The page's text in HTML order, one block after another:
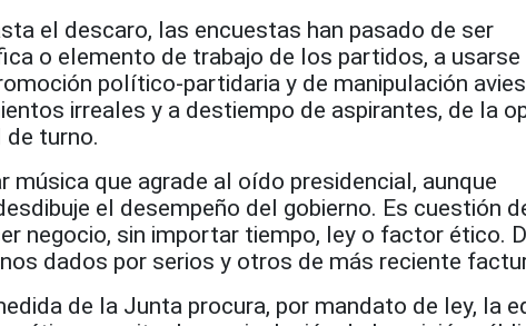
el descaro, las encuestas han pasado de ser
o elemento de trabajo de los partidos, a
político-partidaria y de manipulación
irreales y a destiempo de aspirantes, de la
turno.
música que agrade al oído presidencial, aunque
el desempeño del gobierno. Es cuestión
negocio, sin importar tiempo, ley o factor ético.
dados por serios y otros de más reciente
de la Junta procura, por mandato de ley, la